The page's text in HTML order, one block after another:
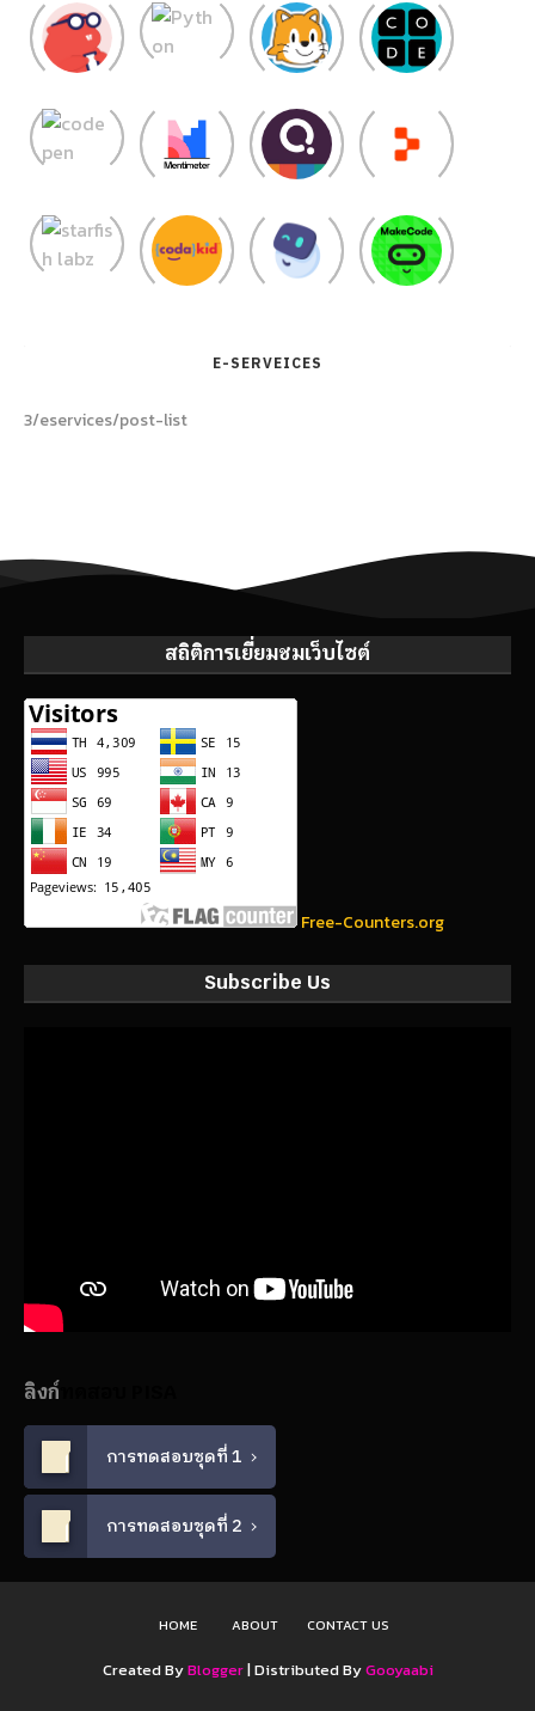
E-SERVEICES
3/eservices/post-list
สถิติการเยี่ยมชมเว็บไซต์
Free-Counters.org
Subscribe Us
ลิงก์
การทดสอบชุดที่ 1
การทดสอบชุดที่ 2
HOME ABOUT CONTACT US
Created ByBlogger| Distributed ByGooyaabi